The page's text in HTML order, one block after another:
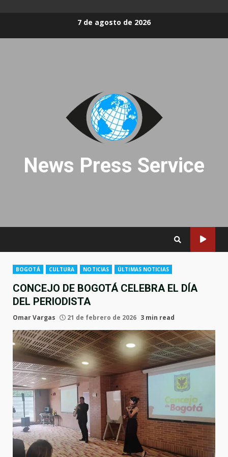
7 de agosto de 2026
News Press Service
BOGOTÁ CULTURA NOTICIAS ÚLTIMAS NOTICIAS
CONCEJO DE BOGOTÁ CELEBRA EL DÍA
DEL PERIODISTA
Omar Vargas 21 de febrero de 2026 3 min read